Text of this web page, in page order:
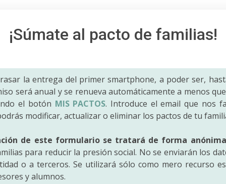
¡Súmate al pacto de familias!
la entrega del primer smartphone, a poder ser,
será anual y se renueva automáticamente a menos
el botón MIS PACTOS. Introduce el email que nos
modificar, actualizar o eliminar los pactos de tu
de este formulario se tratará de forma anónima
para reducir la presión social. No se enviarán los
o a terceros. Se utilizará sólo como mero recurso
y alumnos.